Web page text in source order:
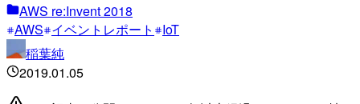
AWS re:Invent 2018
AWS イベントレポート
IoT
稲葉純
2019.01.05